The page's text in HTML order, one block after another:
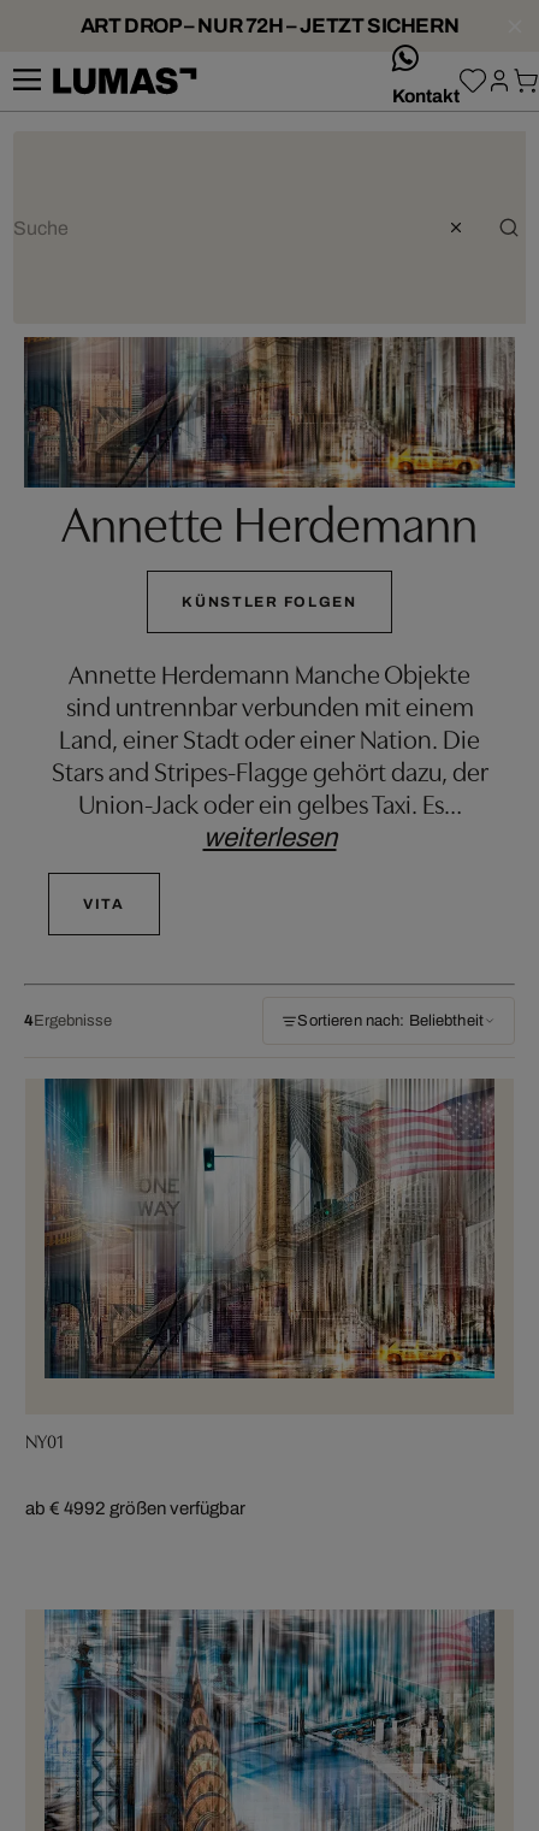
ART DROP – NUR 72H – JETZT SICHERN
Kontakt
Annette Herdemann
KÜNSTLER FOLGEN
Annette Herdemann Manche Objekte
sind untrennbar verbunden mit einem
Land, einer Stadt oder einer Nation. Die
Stars and Stripes-Flagge gehört dazu, der
Union-Jack oder ein gelbes Taxi. Es…
weiterlesen
VITA
4Ergebnisse Sortieren nach: Beliebtheit
NY01
ab € 4992 größen verfügbar